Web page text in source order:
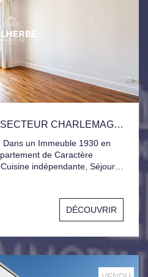
APPARTEMENT 1930 SECTEUR CHARLEMAGNE
Dans un Immeuble 1930 en
de Caractère
indépendante, Séjour 2
DÉCOUVRIR